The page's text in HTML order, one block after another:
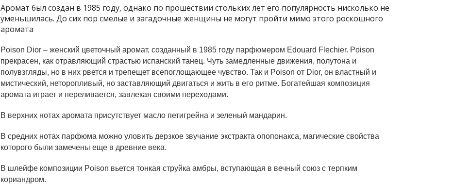
Аромат был создан в 1985 году, однако по прошествии стольких лет его популярность нисколько не
уменьшилась. До сих пор смелые и загадочные женщины не могут пройти мимо этого роскошного
аромата
Poison Dior – женский цветочный аромат, созданный в 1985 году парфюмером Edouard Flechier. Poison
прекрасен, как отравляющий страстью испанский танец. Чуть замедленные движения, полутона и
полувзгляды, но в них рвется и трепещет всепоглощающее чувство. Так и Poison от Dior, он властный и
мистический, неторопливый, но заставляющий двигаться и жить в его ритме. Богатейшая композиция
аромата играет и переливается, завлекая своими переходами.
В верхних нотах аромата присутствует масло петигрейна и зеленый мандарин.
В средних нотах парфюма можно уловить дерзкое звучание экстракта опопонакса, магические свойства
которого были замечены еще в древние века.
В шлейфе композиции Poison вьется тонкая струйка амбры, вступающая в вечный союз с терпким
кориандром.